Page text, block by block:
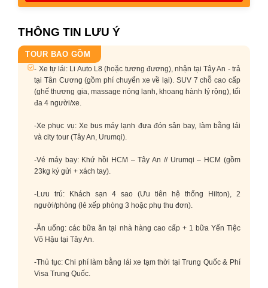
THÔNG TIN LƯU Ý
TOUR BAO GỒM
- Xe tự lái: Li Auto L8 (hoặc tương đương), nhận tại Tây An - trả
tại Tân Cương (gồm phí chuyển xe về lại). SUV 7 chỗ cao cấp
(ghế thương gia, massage nóng lạnh, khoang hành lý rộng), tối
đa 4 người/xe.
-Xe phục vụ: Xe bus máy lạnh đưa đón sân bay, làm bằng lái
và city tour (Tây An, Urumqi).
-Vé máy bay: Khứ hồi HCM – Tây An // Urumqi – HCM (gồm
23kg ký gửi + xách tay).
-Lưu trú: Khách sạn 4 sao (Ưu tiên hệ thống Hilton), 2
người/phòng (lẻ xếp phòng 3 hoặc phụ thu đơn).
-Ăn uống: các bữa ăn tại nhà hàng cao cấp + 1 bữa Yến Tiệc
Võ Hậu tại Tây An.
-Thủ tục: Chi phí làm bằng lái xe tạm thời tại Trung Quốc & Phí
Visa Trung Quốc.